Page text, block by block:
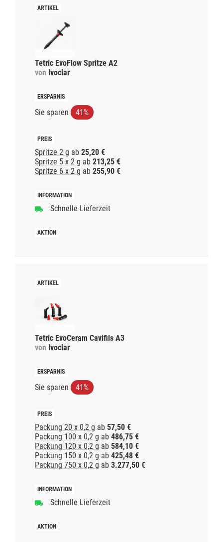
Tetric EvoFlow Spritze A2
von Ivoclar
Sie sparen 41%
Spritze 2 g ab 25,20 €
Spritze 5 x 2 g ab 213,25 €
Spritze 6 x 2 g ab 255,90 €
Schnelle Lieferzeit
Tetric EvoCeram Cavifils A3
von Ivoclar
Sie sparen 41%
Packung 20 x 0,2 g ab 57,50 €
Packung 100 x 0,2 g ab 486,75 €
Packung 120 x 0,2 g ab 584,10 €
Packung 150 x 0,2 g ab 425,48 €
Packung 750 x 0,2 g ab 3.277,50 €
Schnelle Lieferzeit